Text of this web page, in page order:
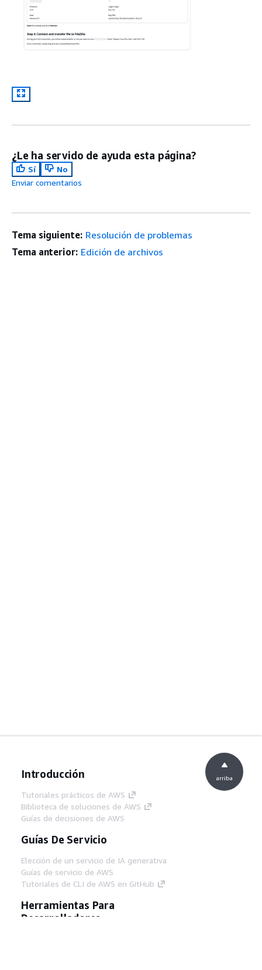
¿Le ha servido de ayuda esta página?
Sí
No
Enviar comentarios
Tema siguiente: Resolución de problemas
Tema anterior: Edición de archivos
Introducción
Tutoriales prácticos de AWS
Biblioteca de soluciones de AWS
Guías de decisiones de AWS
Guías De Servicio
Elección de un servicio de IA generativa
Guías de servicio de AWS
Tutoriales de CLI de AWS en GitHub
Herramientas Para
Desarrolladores
arriba